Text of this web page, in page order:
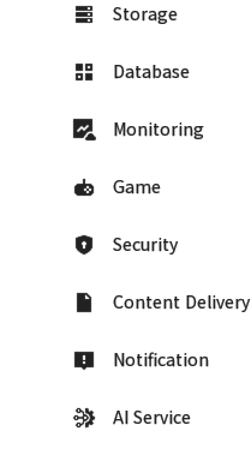
Storage
Database
Monitoring
Game
Security
Content Delivery
Notification
AI Service